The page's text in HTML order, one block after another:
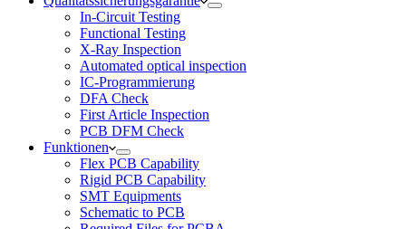
In-Circuit Testing
Functional Testing
X-Ray Inspection
Automated optical inspection
IC-Programmierung
DFA Check
First Article Inspection
PCB DFM Check
Funktionen
Flex PCB Capability
Rigid PCB Capability
SMT Equipments
Schematic to PCB